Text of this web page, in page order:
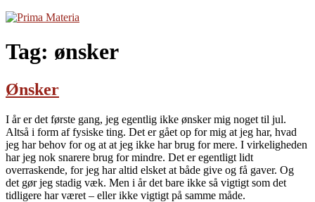
Tag: ønsker
Ønsker
I år er det første gang, jeg egentlig ikke ønsker mig noget til jul.
Altså i form af fysiske ting. Det er gået op for mig at jeg har, hvad
jeg har behov for og at at jeg ikke har brug for mere. I virkeligheden
har jeg nok snarere brug for mindre. Det er egentligt lidt
overraskende, for jeg har altid elsket at både give og få gaver. Og
det gør jeg stadig væk. Men i år det bare ikke så vigtigt som det
tidligere har været – eller ikke vigtigt på samme måde.